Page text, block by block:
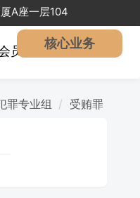
A座一层104
核心业务
员 中心
罪专业组 受贿罪